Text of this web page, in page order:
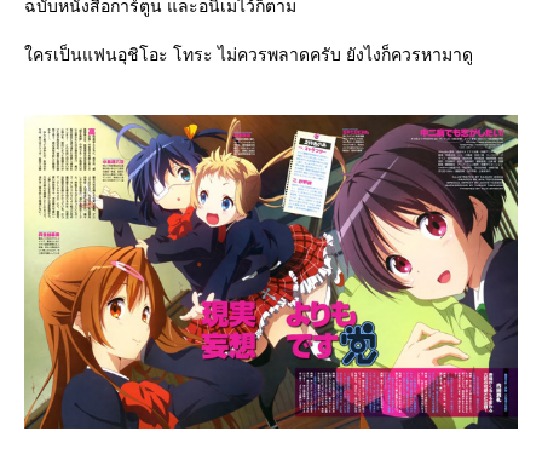
ฉบับหนังสือการ์ตูน และอนิเมไว้ก็ตาม
ครเป็นแฟนอุชิโอะ โทระ ไม่ควรพลาดครับ ยังไงก็ควรหามาดู